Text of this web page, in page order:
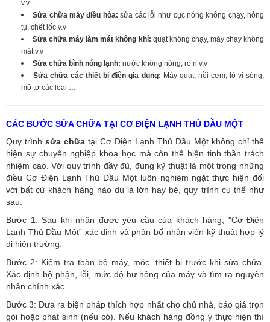
v.v
Sửa chữa máy điều hòa: sửa các lỗi như cục nóng không chạy, hỏng
tụ, chết lốc v.v
Sửa chữa máy làm mát không khí: quạt không chạy, máy chạy không
mát v.v
Sửa chữa bình nóng lạnh: nước không nóng, rò rỉ v.v
Sửa chữa các thiết bị điện gia dụng: Máy quạt, nồi cơm, lò vi sóng,
mô tơ các loại …
CÁC BƯỚC SỬA CHỮA TẠI CƠ ĐIỆN LẠNH THỦ DẦU MỘT
Quy trình sửa chữa tại Cơ Điện Lạnh Thủ Dầu Một không chỉ thể
hiện sự chuyên nghiệp khoa học mà còn thể hiện tinh thần trách
nhiệm cao. Với quy trình đầy đủ, đúng kỹ thuật là một trong những
điều Cơ Điện Lạnh Thủ Dầu Một luôn nghiêm ngặt thực hiện đối
với bất cứ khách hàng nào dù là lớn hay bé, quy trình cụ thể như
sau:
Bước 1: Sau khi nhận được yêu cầu của khách hàng, "Cơ Điện
Lạnh Thủ Dầu Một” xác định và phân bổ nhân viên kỹ thuật hợp lý
đi hiện trường.
Bước 2: Kiểm tra toàn bộ máy, móc, thiết bị trước khi sửa chữa.
Xác định bộ phận, lỗi, mức độ hư hỏng của máy và tìm ra nguyên
nhân chính xác.
Bước 3: Đưa ra biện pháp thích hợp nhất cho chủ nhà, báo giá trọn
gói hoặc phát sinh (nếu có). Nếu khách hàng đồng ý thực hiện thì